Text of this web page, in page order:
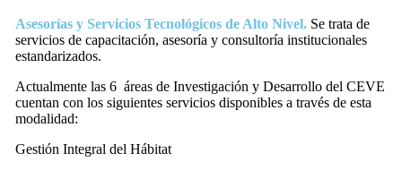
Asesorías y Servicios Tecnológicos de Alto Nivel.Se trata de
servicios de capacitación, asesoría y consultoría institucionales
estandarizados.
Actualmente las 6 áreas de Investigación y Desarrollo del CEVE
cuentan con los siguientes servicios disponibles a través de esta
modalidad:
Gestión Integral del Hábitat